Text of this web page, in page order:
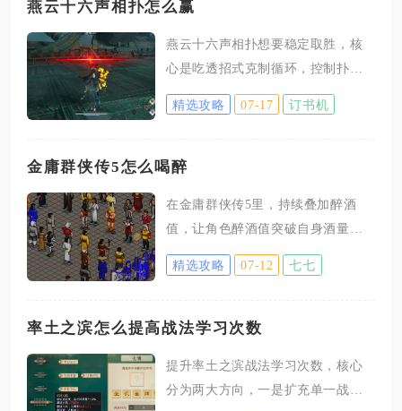
燕云十六声相扑怎么赢
燕云十六声相扑想要稳定取胜，核
心是吃透招式克制循环，控制扑势
资源，观察对手出招习惯，利用回
合节奏寻找输出窗口，优先规避盲
属于回合制博弈玩法，对局上限二
准，率先清空对手斗志，或是回合
结束保持更高斗志即可获胜，所有
战术安排都要围绕斗志消耗与扑势
探。捅手不消耗扑势，可以稳定压
低对手斗志，同时记录对手偏好选
择蓄势、格挡还是主动进攻。招式
精选攻略 07-17 订书机
金庸群侠传5怎么喝醉
在金庸群侠传5里，持续叠加醉酒
值，让角色醉酒值突破自身酒量上
限，就可以成功进入喝醉状态，酒
量数值由饮酒等级直接决定，饮酒
少，更容易触发醉酒效果。酒水是
式分为野外搜集、城镇采购、庄园
自产三条路径。各大城镇客栈商人
精选攻略 07-12 七七
率土之滨怎么提高战法学习次数
提升率土之滨战法学习次数，核心
分为两大方向，一是扩充单一战法